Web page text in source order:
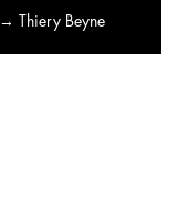
→ Thiery Beyne